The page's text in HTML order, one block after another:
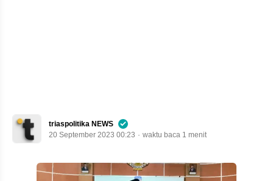
triaspolitika NEWS
20 September 2023 00:23
waktu baca 1 menit